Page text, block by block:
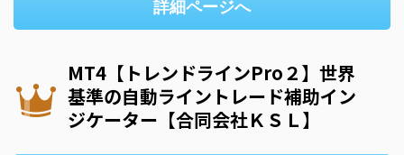
詳細ページへ
MT4【トレンドラインPro２】世界
基準の自動ライントレード補助イン
ジケーター【合同会社ＫＳＬ】